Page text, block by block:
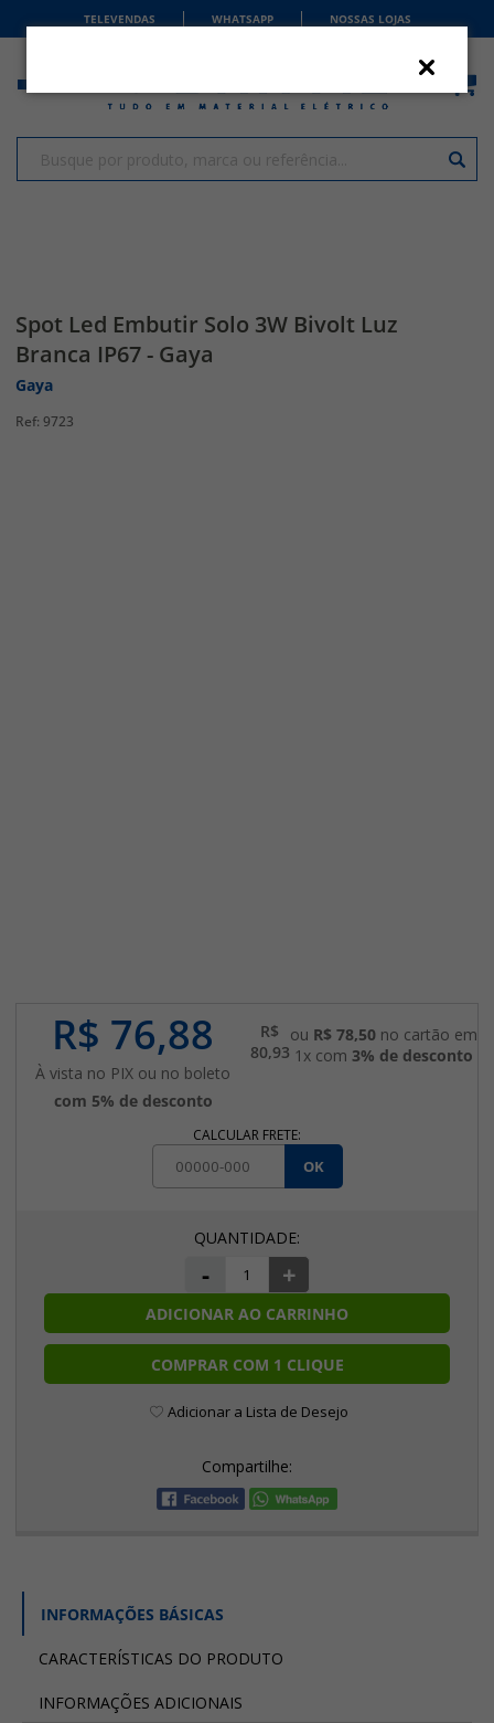
TELEVENDAS WHATSAPP NOSSAS LOJAS
Spot Led Embutir Solo 3W Bivolt Luz
Branca IP67 - Gaya
Gaya
9723
R$ 76,88
À vista no PIX ou no boleto
com 5% de desconto
R$
80,93
ou R$ 78,50no cartão em
1x com 3% de desconto
CALCULAR FRETE:
OK
- +
ADICIONAR AO CARRINHO
COMPRAR COM 1 CLIQUE
Adicionar a Lista de Desejo
Compartilhe:
INFORMAÇÕES BÁSICAS
CARACTERÍSTICAS DO PRODUTO
INFORMAÇÕES ADICIONAIS